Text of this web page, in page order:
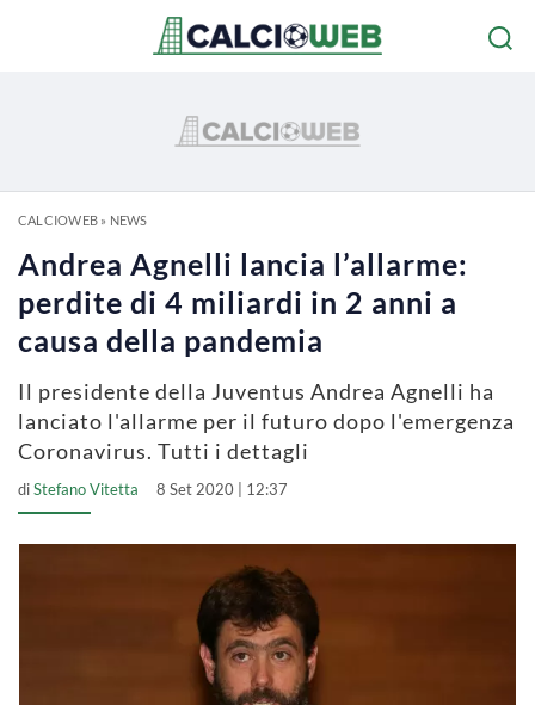
CALCIOWEB» NEWS
Andrea Agnelli lancia l’allarme:
perdite di 4 miliardi in 2 anni a
causa della pandemia
Il presidente della Juventus Andrea Agnelli ha
lanciato l'allarme per il futuro dopo l'emergenza
Coronavirus. Tutti i dettagli
diStefano Vitetta 8 Set 2020 | 12:37